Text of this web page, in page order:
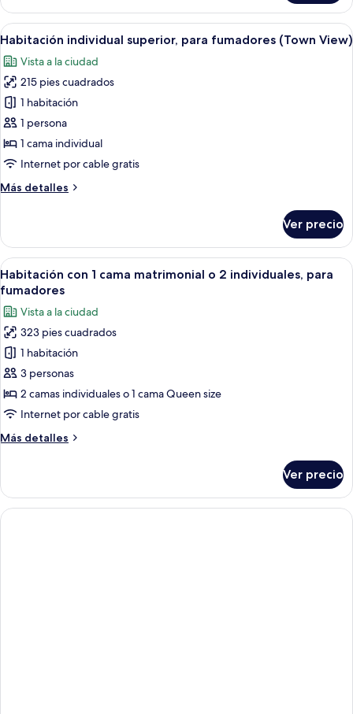
individual
superior,
para
fumadores
(Town
View)
Abrir
todas
las
fotos
de
Habitación
individual
superior,
fumadores
Habitación de hotel con una cama
4
Habitación individual superior, para fumadores (Town View)
Vista a la ciudad
215 pies cuadrados
1 habitación
1 persona
1 cama individual
Internet por cable gratis
Más detalles
Más
individual
superior,
para
fumadores
View)
Ver precio
Abrir
todas
las
fotos
de
Habitación
con
1
cama
o
para
fumadores
Habitación de hotel con dos camas,
4
Habitación con 1 cama matrimonial o 2 individuales, para
fumadores
Vista a la ciudad
323 pies cuadrados
1 habitación
3 personas
2 camas individuales o 1 cama Queen size
Internet por cable gratis
Más detalles
Más
con
cama
Ver precio